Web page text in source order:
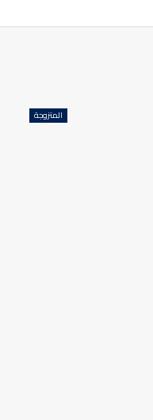
المتزوجة